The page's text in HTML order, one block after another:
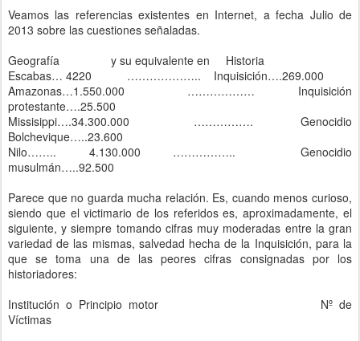
Veamos las referencias existentes en Internet, a fecha Julio de
2013 sobre las cuestiones señaladas.
Geografía
y su equivalente en Historia
Escabas… 4220 ………………..
Inquisición….269.000
Amazonas…1.550.000 ………………
Inquisición
protestante….25.500
Missisippi….34.300.000 …………….
Genocidio
Bolchevique…..23.600
Nilo…….. 4.130.000 …………….. Genocidio
musulmán…..92.500
Parece que no guarda mucha relación. Es, cuando menos curioso,
siendo que el victimario de los referidos es, aproximadamente, el
siguiente, y siempre tomando cifras muy moderadas entre la gran
variedad de las mismas, salvedad hecha de la Inquisición, para la
que se toma una de las peores cifras consignadas por los
historiadores:
Institución o Principio motor
Nº de
Víctimas